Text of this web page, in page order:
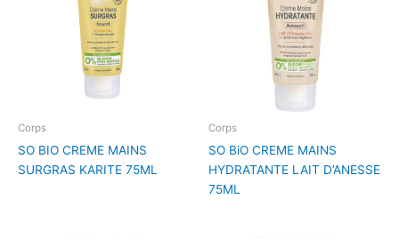
Corps
SO BIO CREME MAINS
SURGRAS KARITE 75ML
Corps
SO BiO CREME MAINS
HYDRATANTE LAIT D’ANESSE
75ML